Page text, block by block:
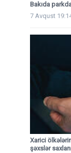
Bakıda
7 Avqust
Xarici
şəxslər